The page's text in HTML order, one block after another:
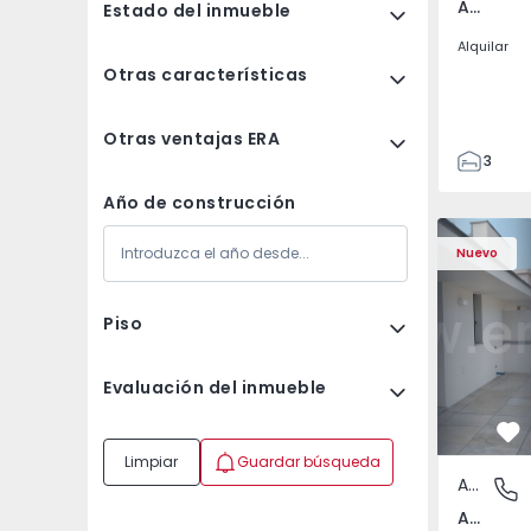
Estado del inmueble
Otras características
Otras ventajas ERA
Año de construcción
Piso
Evaluación del inmueble
Limpiar Guardar búsqueda
Av. Boavista, Porto
Alquilar
3
132
142
2
Nuevo
Apartamento T2
Av.
Apartamento
Av. Boavista, Porto